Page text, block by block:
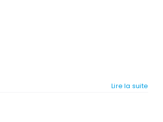
Lire la suite